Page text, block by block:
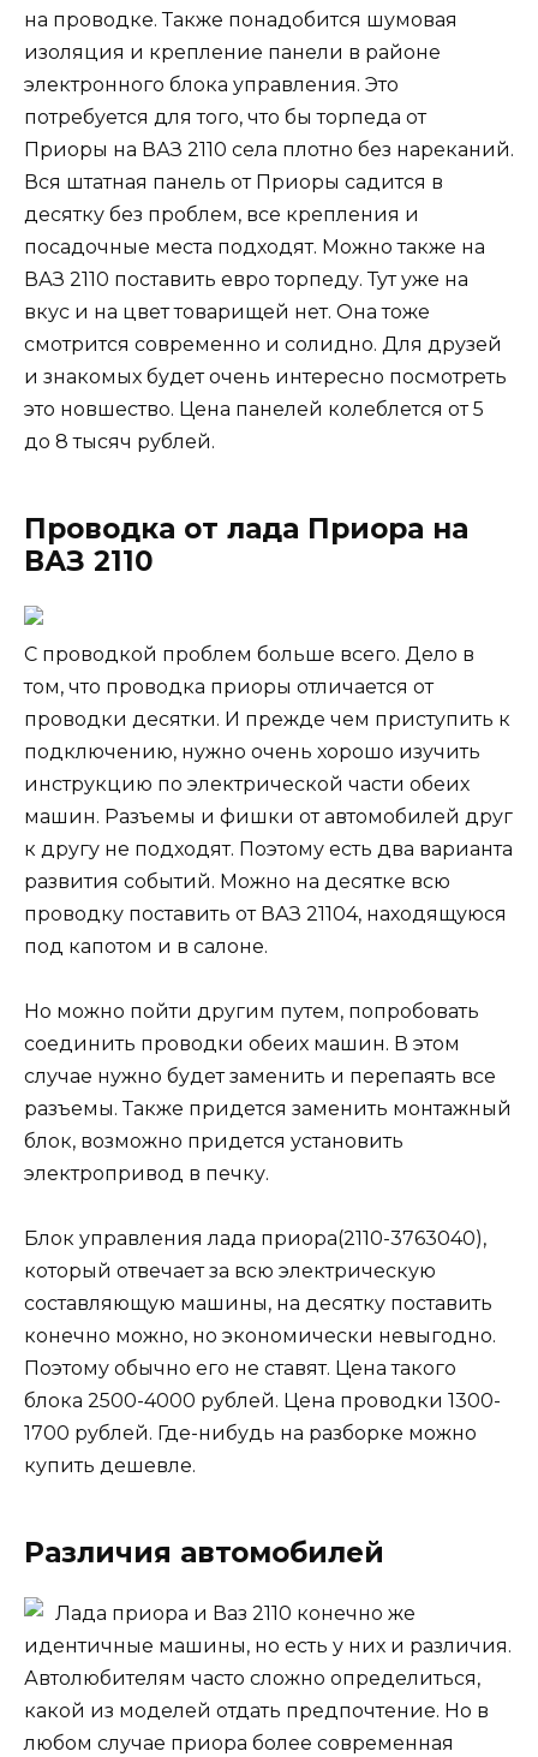
на проводке. Также понадобится шумовая
изоляция и крепление панели в районе
электронного блока управления. Это
потребуется для того, что бы торпеда от
Приоры на ВАЗ 2110 села плотно без нареканий.
Вся штатная панель от Приоры садится в
десятку без проблем, все крепления и
посадочные места подходят. Можно также на
ВАЗ 2110 поставить евро торпеду. Тут уже на
вкус и на цвет товарищей нет. Она тоже
смотрится современно и солидно. Для друзей
и знакомых будет очень интересно посмотреть
это новшество. Цена панелей колеблется от 5
до 8 тысяч рублей.
Проводка от лада Приора на
ВАЗ 2110
С проводкой проблем больше всего. Дело в
том, что проводка приоры отличается от
проводки десятки. И прежде чем приступить к
подключению, нужно очень хорошо изучить
инструкцию по электрической части обеих
машин. Разъемы и фишки от автомобилей друг
к другу не подходят. Поэтому есть два варианта
развития событий. Можно на десятке всю
проводку поставить от ВАЗ 21104, находящуюся
под капотом и в салоне.
Но можно пойти другим путем, попробовать
соединить проводки обеих машин. В этом
случае нужно будет заменить и перепаять все
разъемы. Также придется заменить монтажный
блок, возможно придется установить
электропривод в печку.
Блок управления лада приора(2110-3763040),
который отвечает за всю электрическую
составляющую машины, на десятку поставить
конечно можно, но экономически невыгодно.
Поэтому обычно его не ставят. Цена такого
блока 2500-4000 рублей. Цена проводки 1300-
1700 рублей. Где-нибудь на разборке можно
купить дешевле.
Различия автомобилей
Лада приора и Ваз 2110 конечно же
идентичные машины, но есть у них и различия.
Автолюбителям часто сложно определиться,
какой из моделей отдать предпочтение. Но в
любом случае приора более современная